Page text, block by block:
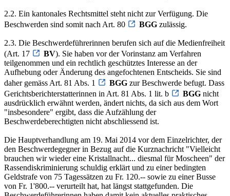
2.2. Ein kantonales Rechtsmittel steht nicht zur Verfügung. Die
Beschwerden sind somit nach Art. 80
BGG zulässig.
2.3. Die Beschwerdeführerinnen berufen sich auf die Medienfreiheit
(Art. 17
BV). Sie haben vor der Vorinstanz am Verfahren
teilgenommen und ein rechtlich geschütztes Interesse an der
Aufhebung oder Änderung des angefochtenen Entscheids. Sie sind
daher gemäss Art. 81 Abs. 1
BGG zur Beschwerde befugt. Dass
Gerichtsberichterstatterinnen in Art. 81 Abs. 1 lit. b
BGG nicht
ausdrücklich erwähnt werden, ändert nichts, da sich aus dem Wort
"insbesondere" ergibt, dass die Aufzählung der
Beschwerdeberechtigten nicht abschliessend ist.
Die Hauptverhandlung am 19. Mai 2014 vor dem Einzelrichter, der
den Beschwerdegegner in Bezug auf die Kurznachricht "Vielleicht
brauchen wir wieder eine Kristallnacht... diesmal für Moscheen" der
Rassendiskriminierung schuldig erklärt und zu einer bedingten
Geldstrafe von 75 Tagessätzen zu Fr. 120.-- sowie zu einer Busse
von Fr. 1'800.-- verurteilt hat, hat längst stattgefunden. Die